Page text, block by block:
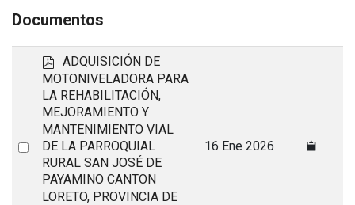
Documentos
Select
p
d
f
ADQUISICIÓN DE
MOTONIVELADORA PARA
LA REHABILITACIÓN,
MEJORAMIENTO Y
MANTENIMIENTO VIAL
DE LA PARROQUIAL
RURAL SAN JOSÉ DE
PAYAMINO CANTON
LORETO, PROVINCIA DE
16 Ene 2026